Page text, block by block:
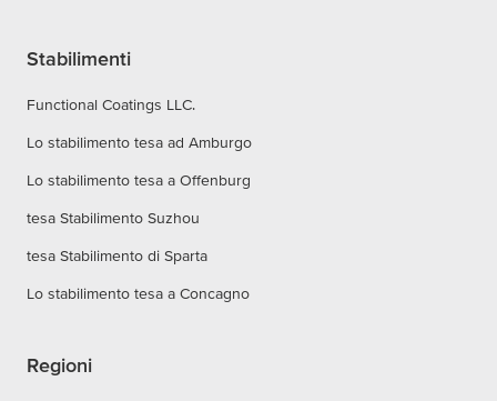
Stabilimenti
Functional Coatings LLC.
Lo stabilimento tesa ad Amburgo
Lo stabilimento tesa a Offenburg
tesa Stabilimento Suzhou
tesa Stabilimento di Sparta
Lo stabilimento tesa a Concagno
Regioni